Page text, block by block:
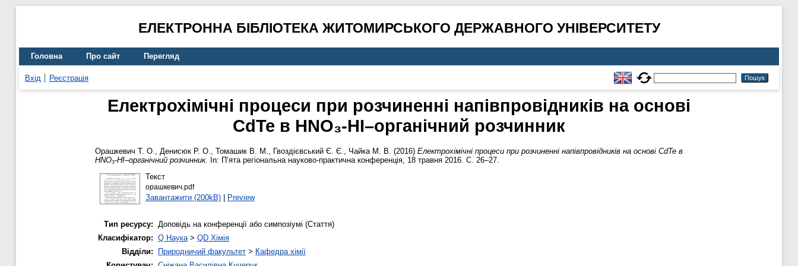
ЕЛЕКТРОННА БІБЛІОТЕКА ЖИТОМИРСЬКОГО ДЕРЖАВНОГО УНІВЕРСИТЕТУ
Головна Про сайт Перегляд
Вхід Реєстрація
Електрохімічні процеси при розчиненні напівпровідників на основі
CdTe в HNO₃-HI–органічний розчинник
Орашкевич Т. О., Денисюк Р. О., Томашик В. М., Гвоздієвський Є. Є., Чайка М. В. (2016) Електрохімічні процеси при розчиненні напівпровідників на основі CdTe в
HNO₃-HI–органічний розчинник.
In: П’ята регіональна науково-практична конференція, 18 травня 2016. С. 26–27.
Текст
орашкевич.pdf
Завантажити (200kB)| Preview
Тип ресурсу: Доповідь на конференції або симпозіумі (Стаття)
Класифікатор: Q Наука> QD Хімія
Відділи:
Природничий факультет > Кафедра хімії